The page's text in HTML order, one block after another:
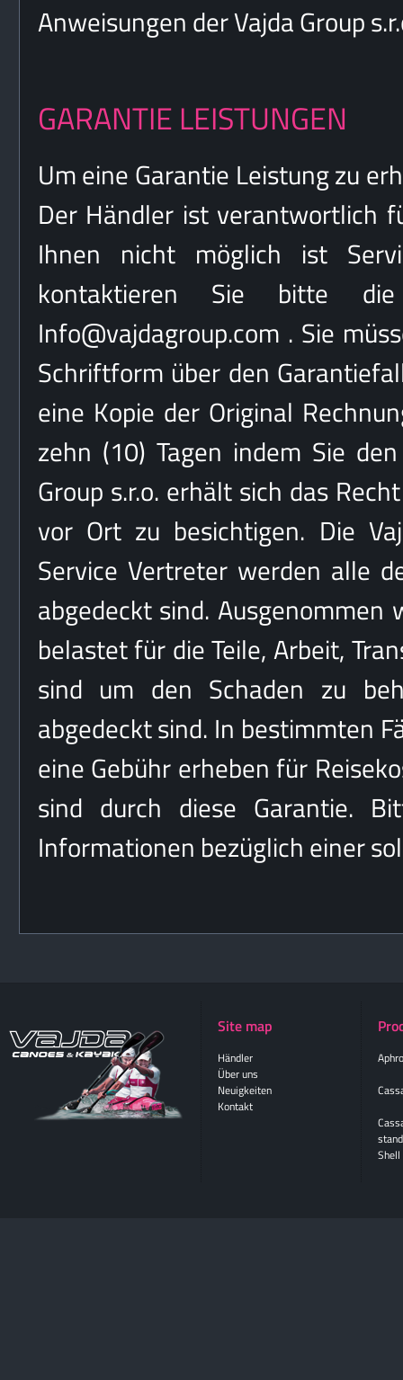
Anweisungen der Vajda Group
GARANTIE LEISTUNGEN
Um eine Garantie Leistung zu
Der Händler ist verantwortlich
Ihnen nicht möglich ist
kontaktieren Sie bitte
Info@vajdagroup.com . Sie
Schriftform über den
eine Kopie der Original
zehn (10) Tagen indem Sie
Group s.r.o. erhält sich das
vor Ort zu besichtigen. Die
Service Vertreter werden alle
abgedeckt sind.
belastet für die Teile, Arbeit,
sind um den Schaden zu
abgedeckt sind. In bestimmten
eine Gebühr erheben für
sind durch diese Garantie.
Informationen bezüglich einer
Site map
Händler
Über uns
Neuigkeiten
Kontakt